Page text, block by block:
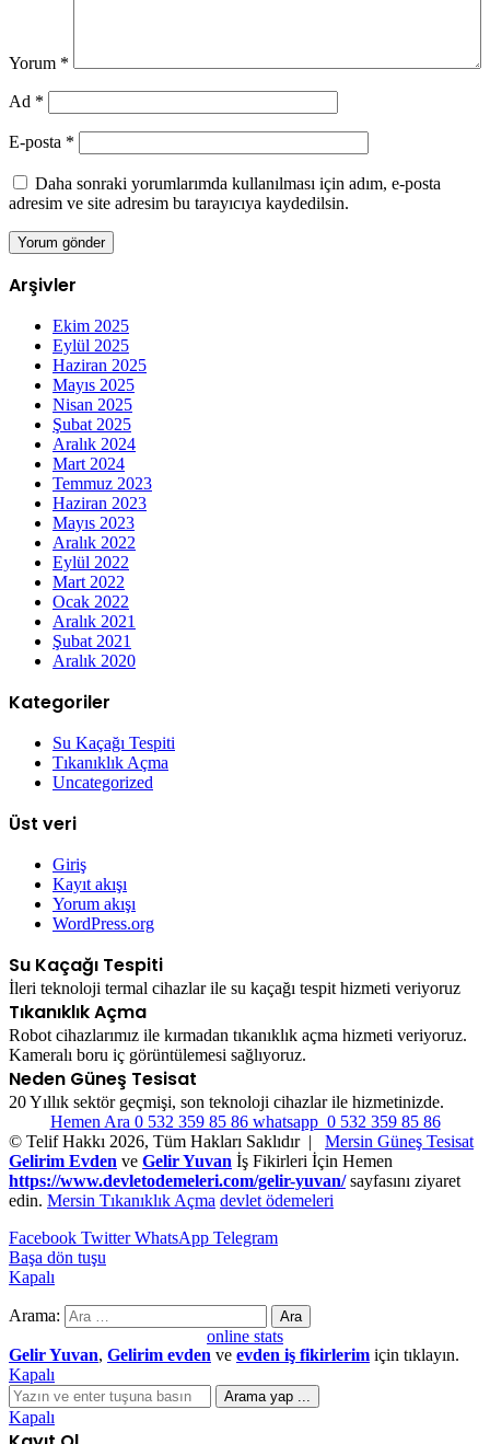
Yorum *
Ad *
E-posta *
Daha sonraki yorumlarımda kullanılması için adım, e-posta
adresim ve site adresim bu tarayıcıya kaydedilsin.
Arşivler
Ekim 2025
Eylül 2025
Haziran 2025
Mayıs 2025
Nisan 2025
Şubat 2025
Aralık 2024
Mart 2024
Temmuz 2023
Haziran 2023
Mayıs 2023
Aralık 2022
Eylül 2022
Mart 2022
Ocak 2022
Aralık 2021
Şubat 2021
Aralık 2020
Kategoriler
Su Kaçağı Tespiti
Tıkanıklık Açma
Uncategorized
Üst veri
Giriş
Kayıt akışı
Yorum akışı
WordPress.org
Su Kaçağı Tespiti
İleri teknoloji termal cihazlar ile su kaçağı tespit hizmeti veriyoruz
Tıkanıklık Açma
Robot cihazlarımız ile kırmadan tıkanıklık açma hizmeti veriyoruz.
Kameralı boru iç görüntülemesi sağlıyoruz.
Neden Güneş Tesisat
20 Yıllık sektör geçmişi, son teknoloji cihazlar ile hizmetinizde.
Hemen Ara 0 532 359 85 86whatsapp 0 532 359 85 86
© Telif Hakkı 2026, Tüm Hakları Saklıdır | Mersin Güneş Tesisat
Gelirim Evden ve Gelir Yuvan İş Fikirleri İçin Hemen
https://www.devletodemeleri.com/gelir-yuvan/sayfasını ziyaret
edin. Mersin Tıkanıklık Açma devlet ödemeleri
Facebook Twitter WhatsApp Telegram
Başa dön tuşu
Kapalı
Arama:
online stats
Gelir Yuvan, Gelirim evden ve evden iş fikirlerim için tıklayın.
Kapalı
Arama yap ...
Kapalı